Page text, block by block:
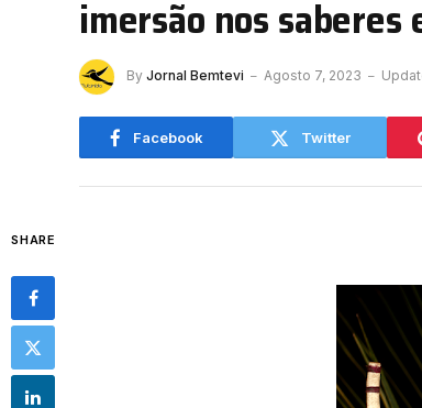
imersão nos
By Jornal Bemtevi Agosto 7, 2023
Facebook Twitter
SHARE